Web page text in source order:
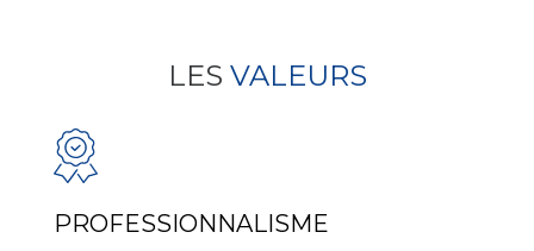
LES VALEURS
PROFESSIONNALISME